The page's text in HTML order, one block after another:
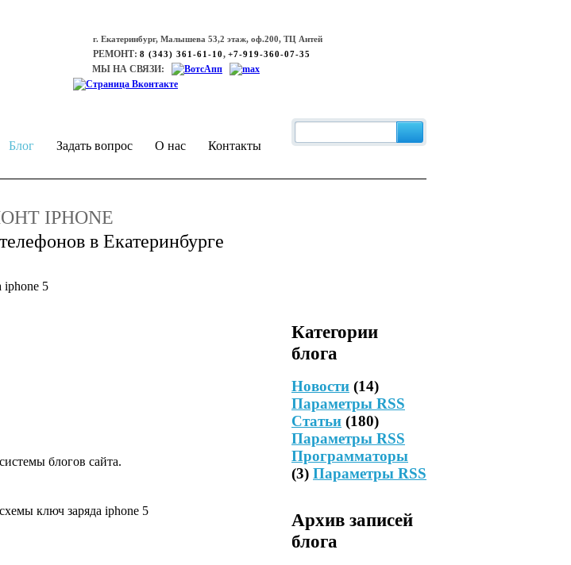
г. Екатеринбург, Малышева 53,2 этаж, оф.200, ТЦ Антей
РЕМОНТ: 8 (343) 361-61-10, +7-919-360-07-35
МЫ НА СВЯЗИ:
Блог Задать вопрос О нас Контакты
IPHONE
в Екатеринбурге
iphone 5
блогов сайта.
ключ заряда iphone 5
Категории
блога
Новости (14)
Параметры RSS
Статьи (180)
Параметры RSS
Программаторы
(3) Параметры RSS
Архив записей
блога